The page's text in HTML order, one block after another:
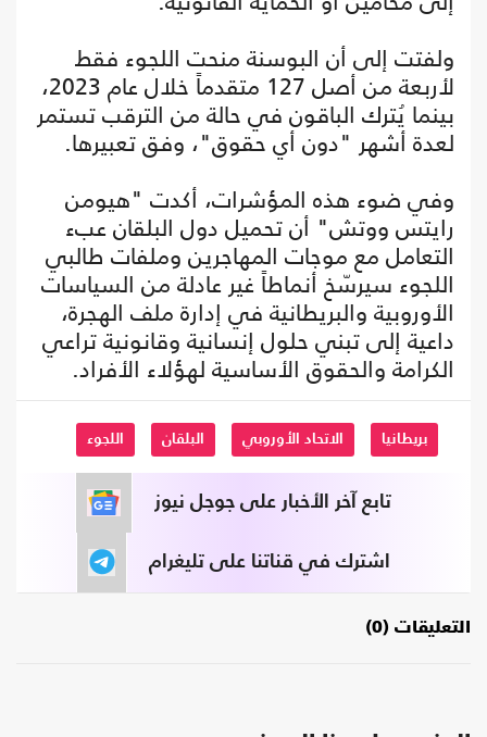
ولفتت إلى أن البوسنة منحت اللجوء فقط
لأربعة من أصل 127 متقدماً خلال عام 2023،
بينما يُترك الباقون في حالة من الترقب تستمر
لعدة أشهر "دون أي حقوق"، وفق تعبيرها.
وفي ضوء هذه المؤشرات، أكدت "هيومن
رايتس ووتش" أن تحميل دول البلقان عبء
التعامل مع موجات المهاجرين وملفات طالبي
اللجوء سيرسّخ أنماطاً غير عادلة من السياسات
الأوروبية والبريطانية في إدارة ملف الهجرة،
داعية إلى تبني حلول إنسانية وقانونية تراعي
الكرامة والحقوق الأساسية لهؤلاء الأفراد.
بريطانيا الاتحاد الأوروبي البلقان اللجوء
تابع آخر الأخبار على جوجل نيوز
اشترك في قناتنا على تليغرام
التعليقات (0)